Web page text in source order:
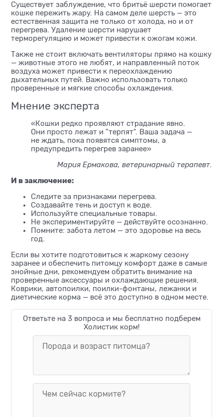
Существует заблуждение, что бритьё шерсти помогает
кошке пережить жару. На самом деле шерсть — это
естественная защита не только от холода, но и от
перегрева. Удаление шерсти нарушает
терморегуляцию и может привести к ожогам кожи.
Также не стоит включать вентиляторы прямо на кошку
— животные этого не любят, и направленный поток
воздуха может привести к переохлаждению
дыхательных путей. Важно использовать только
проверенные и мягкие способы охлаждения.
Мнение эксперта
«Кошки редко проявляют страдание явно.
Они просто лежат и "терпят". Ваша задача —
не ждать, пока появятся симптомы, а
предупредить перегрев заранее»
Мария Ермакова, ветеринарный терапевт.
И в заключение:
Следите за признаками перегрева.
Создавайте тень и доступ к воде.
Используйте специальные товары.
Не экспериментируйте — действуйте осознанно.
Помните: забота летом — это здоровье на весь
год.
Если вы хотите подготовиться к жаркому сезону
заранее и обеспечить питомцу комфорт даже в самые
знойные дни, рекомендуем обратить внимание на
проверенные аксессуары и охлаждающие решения.
Коврики, автопоилки, поилки-фонтаны, лежанки и
диетические корма — всё это доступно в одном месте.
Ответьте на 3 вопроса и мы бесплатно подберем
Холистик корм!